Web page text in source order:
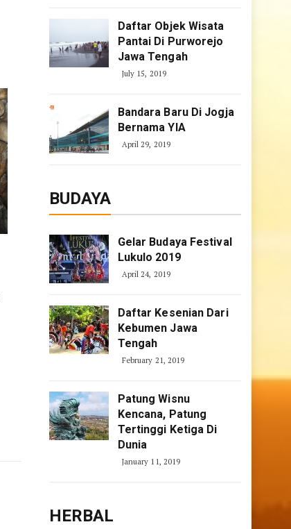
Daftar Objek Wisata
Pantai Di Purworejo
Jawa Tengah
July 15, 2019
Bandara Baru Di Jogja
Bernama YIA
April 29, 2019
BUDAYA
Gelar Budaya Festival
Lukulo 2019
April 24, 2019
Daftar Kesenian Dari
Kebumen Jawa
Tengah
February 21, 2019
Patung Wisnu
Kencana, Patung
Tertinggi Ketiga Di
Dunia
January 11, 2019
HERBAL